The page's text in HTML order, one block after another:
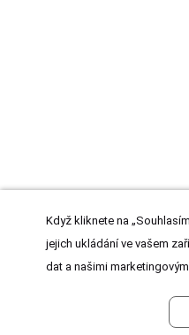
Když kliknete na
jejich ukládání ve vašem
dat a našimi